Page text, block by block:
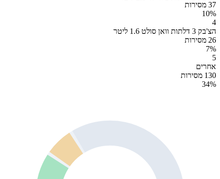
37 מסירות
10%
4
הצ'בק 3 דלתות וואן סולט 1.6 ליטר
26 מסירות
7%
5
אחרים
130 מסירות
34%